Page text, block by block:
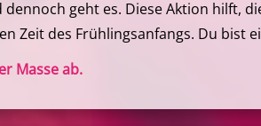
geht es. Diese Aktion hilft,
Zeit des Frühlingsanfangs. Du bist
Masse ab.